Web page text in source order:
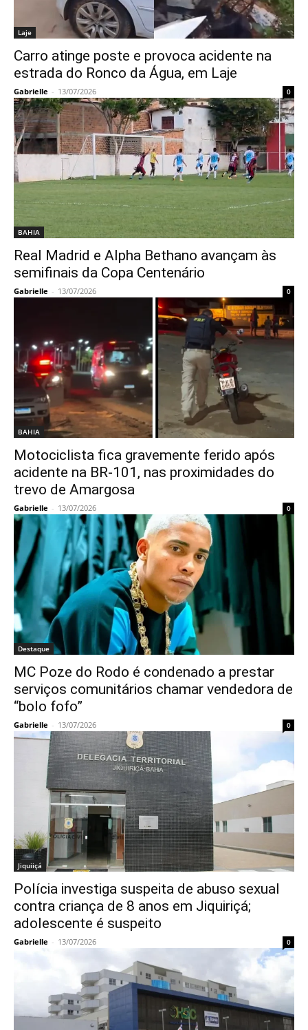
Laje
Carro atinge poste e provoca acidente na
estrada do Ronco da Água, em Laje
Gabrielle - 13/07/2026 0
BAHIA
Real Madrid e Alpha Bethano avançam às
semifinais da Copa Centenário
Gabrielle - 13/07/2026 0
BAHIA
Motociclista fica gravemente ferido após
acidente na BR-101, nas proximidades do
trevo de Amargosa
Gabrielle - 13/07/2026 0
Destaque
MC Poze do Rodo é condenado a prestar
serviços comunitários chamar vendedora de
“bolo fofo”
Gabrielle - 13/07/2026 0
Jiquiiçá
Polícia investiga suspeita de abuso sexual
contra criança de 8 anos em Jiquiriçá;
adolescente é suspeito
Gabrielle - 13/07/2026 0